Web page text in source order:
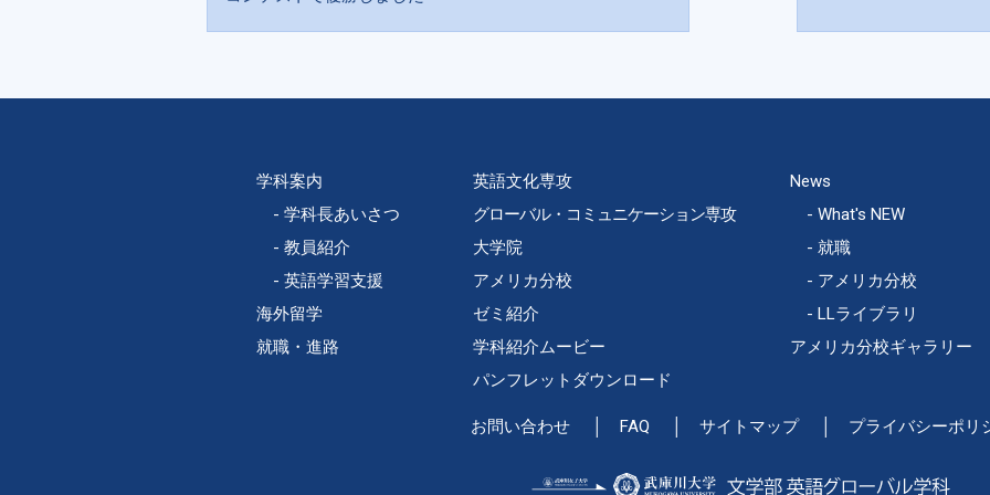
学科案内
学科長あいさつ
教員紹介
英語学習支援
海外留学
就職・進路
英語文化専攻
グローバル・コミュニケーション専攻
大学院
アメリカ分校
ゼミ紹介
学科紹介ムービー
パンフレットダウンロード
News
What's NEW
就職
アメリカ分校
LLライブラリ
アメリカ分校ギャラリー
お問い合わせ FAQ サイトマップ プライバシーポリ